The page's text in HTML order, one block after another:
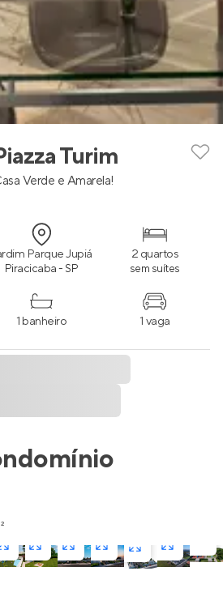
Turim
Verde e Amarela!
Parque Jupiá
Piracicaba - SP
2 quartos
sem suítes
1 banheiro 1 vaga